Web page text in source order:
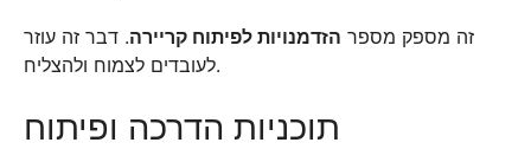
זה מספק מספר הזדמנויות לפיתוח קריירה. דבר זה עוזר
לעובדים לצמוח ולהצליח.
תוכניות הדרכה ופיתוח